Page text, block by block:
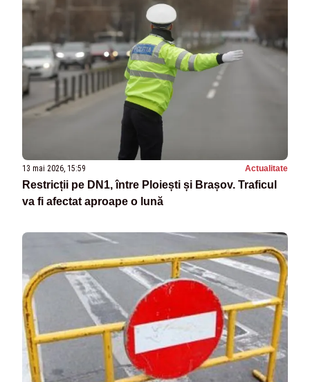
13 mai 2026, 15:59 Actualitate
Restricții pe DN1, între Ploiești și Brașov. Traficul
va fi afectat aproape o lună